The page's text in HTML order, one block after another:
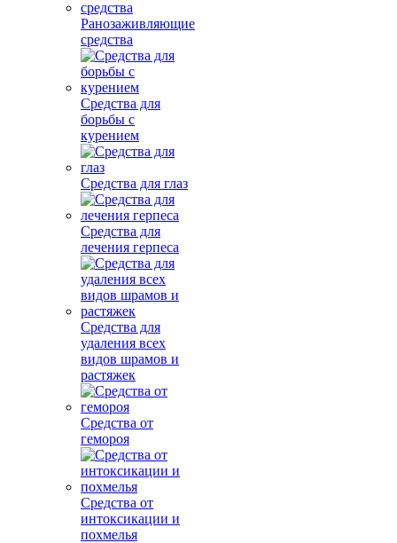
Ранозаживляющие
средства
Средства для
борьбы с
курением
Средства для глаз
Средства для
лечения герпеса
Средства для
удаления всех
видов шрамов и
растяжек
Средства от
гемороя
Средства от
интоксикации и
похмелья